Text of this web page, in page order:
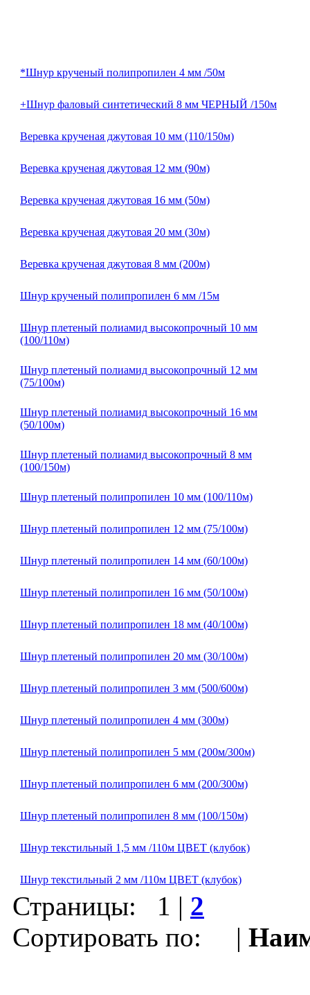
*Шнур крученый полипропилен 4 мм /50м
+Шнур фаловый синтетический 8 мм ЧЕРНЫЙ /150м
Веревка крученая джутовая 10 мм (110/150м)
Веревка крученая джутовая 12 мм (90м)
Веревка крученая джутовая 16 мм (50м)
Веревка крученая джутовая 20 мм (30м)
Веревка крученая джутовая 8 мм (200м)
Шнур крученый полипропилен 6 мм /15м
Шнур плетеный полиамид высокопрочный 10 мм
(100/110м)
Шнур плетеный полиамид высокопрочный 12 мм
(75/100м)
Шнур плетеный полиамид высокопрочный 16 мм
(50/100м)
Шнур плетеный полиамид высокопрочный 8 мм
(100/150м)
Шнур плетеный полипропилен 10 мм (100/110м)
Шнур плетеный полипропилен 12 мм (75/100м)
Шнур плетеный полипропилен 14 мм (60/100м)
Шнур плетеный полипропилен 16 мм (50/100м)
Шнур плетеный полипропилен 18 мм (40/100м)
Шнур плетеный полипропилен 20 мм (30/100м)
Шнур плетеный полипропилен 3 мм (500/600м)
Шнур плетеный полипропилен 4 мм (300м)
Шнур плетеный полипропилен 5 мм (200м/300м)
Шнур плетеный полипропилен 6 мм (200/300м)
Шнур плетеный полипропилен 8 мм (100/150м)
Шнур текстильный 1,5 мм /110м ЦВЕТ (клубок)
Шнур текстильный 2 мм /110м ЦВЕТ (клубок)
Страницы: 1 | 2
Сортировать по: |